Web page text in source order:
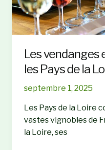
:
Sentiers,
nature
patrimoine
en
Les vendanges
les Pays de la
septembre 1, 2025
Les Pays de la Loire
vastes vignobles de
la Loire, ses